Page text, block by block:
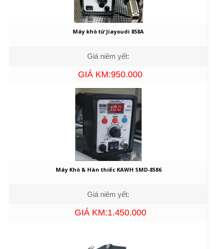
Máy khò từ Jiayoudi 858A
Giá niêm yết:
GIÁ KM:950.000
Máy Khò & Hàn thiếc KAWH SMD-8586
Giá niêm yết:
GIÁ KM:1.450.000